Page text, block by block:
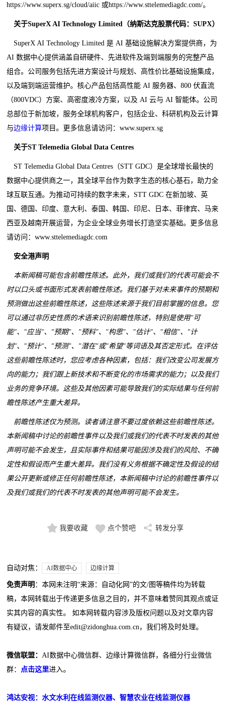
https://www.superx.sg/cloud/aiic 或https://www.sttelemediagdc.com/。
关于SuperX AI Technology Limited （纳斯达克股票代码：SUPX）
SuperX AI Technology Limited 是 AI 基础设施解决方案提供商，为
AI 数据中心提供涵盖自研硬件、先进软件及端到端服务的完整产品
组合。公司服务包括先进方案设计与规划、高性价比基础设施集成，
以及端到端运营维护。核心产品包括高性能 AI 服务器、800 伏直流
（800VDC）方案、高密度液冷方案，以及 AI 云与 AI 智能体。公司
总部位于新加坡，服务全球机构客户，包括企业、科研机构及云计算
与边缘计算项目。更多信息请访问：www.superx.sg
关于ST Telemedia Global Data Centres
ST Telemedia Global Data Centres（STT GDC）是全球增长最快的
数据中心提供商之一，其全球平台作为数字生态的核心基石，助力全
球互联互通。为推动可持续的数字未来，STT GDC 在新加坡、英
国、德国、印度、意大利、泰国、韩国、印尼、日本、菲律宾、马来
西亚及越南开展运营，为企业全球业务增长打造坚实基础。更多信息
请访问：www.sttelemediagdc.com
安全港声明
本新闻稿可能包含前瞻性陈述。此外，我们或我们的代表可能会不
时以口头或书面形式发表前瞻性陈述。我们基于对未来事件的预期和
预测做出这些前瞻性陈述，这些陈述来源于我们目前掌握的信息。您
可以通过非历史性质的术语来识别前瞻性陈述，特别是使用"可
能"、"应当"、"预期"、"预料"、"构思"、"估计"、"相信"、"计
划"、"预计"、"预测"、"潜在"或"希望"等词语及其否定形式。在评估
这些前瞻性陈述时，您应考虑各种因素，包括：我们改变公司发展方
向的能力；我们跟上新技术和不断变化的市场需求的能力；以及我们
业务的竞争环境。这些及其他因素可能导致我们的实际结果与任何前
瞻性陈述产生重大差异。
前瞻性陈述仅为预测。读者请注意不要过度依赖这些前瞻性陈述。
本新闻稿中讨论的前瞻性事件以及我们或我们的代表不时发表的其他
声明可能不会发生，且实际事件和结果可能因涉及我们的风险、不确
定性和假设而产生重大差异。我们没有义务根据不确定性及假设的结
果公开更新或修正任何前瞻性陈述，本新闻稿中讨论的前瞻性事件以
及我们或我们的代表不时发表的其他声明可能不会发生。
我要收藏 点个赞吧 转发分享
自动对焦： AI数据中心 边缘计算
免责声明 ：本网未注明“来源：自动化网”的文/图等稿件均为转载
稿，本网转载出于传递更多信息之目的，并不意味着赞同其观点或证
实其内容的真实性。 如本网转载内容涉及版权问题以及对文章内容
有疑议，请发邮件至edit@zidonghua.com.cn，我们将及时处理。
微信联盟： AI数据中心微信群、边缘计算微信群，各细分行业微信
群：
点击这里进入。
鸿达安视：水文水利在线监测仪器、智慧农业在线监测仪器